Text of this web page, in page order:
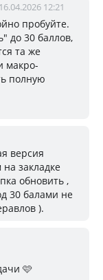
16.04.2026 12:21
пробуйте.
до 30 баллов,
та же
макро-
полную
версия
закладке
обновить ,
30 балами не
).
🩷